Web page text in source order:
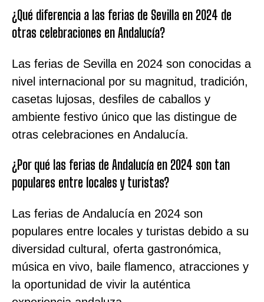
¿Qué diferencia a las ferias de Sevilla en 2024 de
otras celebraciones en Andalucía?
Las ferias de Sevilla en 2024 son conocidas a
nivel internacional por su magnitud, tradición,
casetas lujosas, desfiles de caballos y
ambiente festivo único que las distingue de
otras celebraciones en Andalucía.
¿Por qué las ferias de Andalucía en 2024 son tan
populares entre locales y turistas?
Las ferias de Andalucía en 2024 son
populares entre locales y turistas debido a su
diversidad cultural, oferta gastronómica,
música en vivo, baile flamenco, atracciones y
la oportunidad de vivir la auténtica